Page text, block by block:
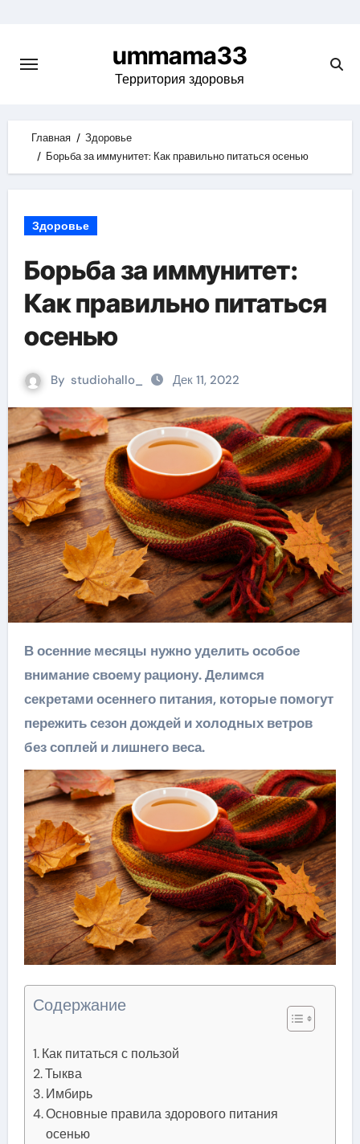
content
ummama33
Территория здоровья
Главная
Здоровье
Борьба за иммунитет: Как правильно питаться осенью
Здоровье
Борьба за иммунитет:
Как правильно питаться
осенью
By studiohallo_ Дек 11, 2022
В осенние месяцы нужно уделить особое
внимание своему рациону. Делимся
секретами осеннего питания, которые помогут
пережить сезон дождей и холодных ветров
без соплей и лишнего веса.
Содержание
Как питаться с пользой
Тыква
Имбирь
Основные правила здорового питания
осенью